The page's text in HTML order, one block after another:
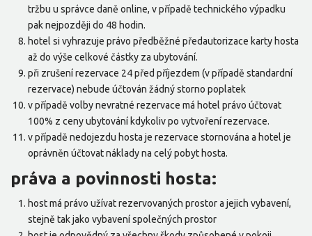
tržbu u správce daně online, v případě technického výpadku
pak nejpozději do 48 hodin.
hotel si vyhrazuje právo předběžné předautorizace karty hosta
až do výše celkové částky za ubytování.
při zrušení rezervace 24 před příjezdem (v případě standardní
rezervace) nebude účtován žádný storno poplatek
v případě volby nevratné rezervace má hotel právo účtovat
100% z ceny ubytování kdykoliv po vytvoření rezervace.
v případě nedojezdu hosta je rezervace stornována a hotel je
oprávněn účtovat náklady na celý pobyt hosta.
práva a povinnosti hosta:
host má právo užívat rezervovaných prostor a jejich vybavení,
stejně tak jako vybavení společných prostor